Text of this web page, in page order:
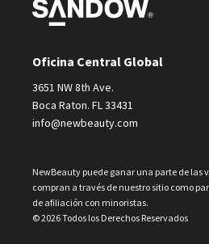
Oficina Central Global
3651 NW 8th Ave.
Boca Raton. FL 33431
info@newbeauty.com
NewBeauty puede ganar una parte de las
compran a través de nuestro sitio como
de afiliación con minoristas.
© 2026 Todos los Derechos Reservados